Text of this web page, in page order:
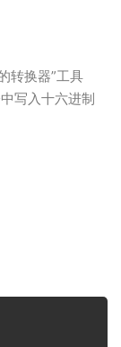
转换器”工具
写入十六进制